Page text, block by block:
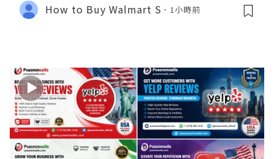
How to Buy Walmart S 1小時前